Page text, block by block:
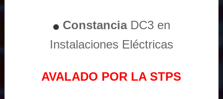
ConstanciaDC3 en
Instalaciones Eléctricas
AVALADO POR LA STPS